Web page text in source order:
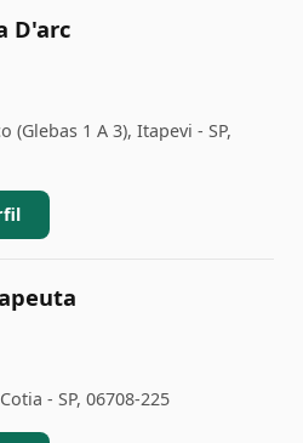
D'arc
(Glebas 1 A 3), Itapevi - SP,
- SP, 06708-225